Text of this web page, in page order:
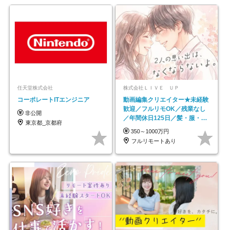
任天堂株式会社
コーポレートITエンジニア
非公開
東京都_京都府
株式会社ＬＩＶＥ ＵＰ
動画編集クリエイター★未経験
歓迎／フルリモOK／残業なし
／年間休日125日／髪・服・ネ
イル自由／研修充実で安心
350～1000万円
フルリモートあり